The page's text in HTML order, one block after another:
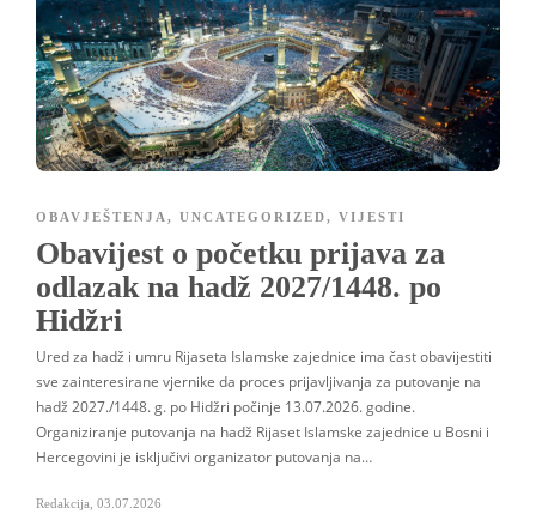
OBAVJEŠTENJA , UNCATEGORIZED, VIJESTI
Obavijest o početku prijava za
odlazak na hadž 2027/1448. po
Hidžri
Ured za hadž i umru Rijaseta Islamske zajednice ima čast obavijestiti
sve zainteresirane vjernike da proces prijavljivanja za putovanje na
hadž 2027./1448. g. po Hidžri počinje 13.07.2026. godine.
Organiziranje putovanja na hadž Rijaset Islamske zajednice u Bosni i
Hercegovini je isključivi organizator putovanja na…
Redakcija 03.07.2026